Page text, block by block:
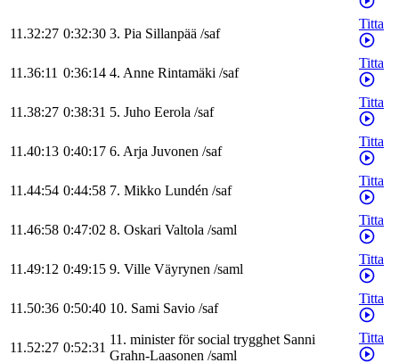
11.32:27 0:32:30 3. Pia Sillanpää /saf
Titta
11.36:11 0:36:14 4. Anne Rintamäki /saf
Titta
11.38:27 0:38:31 5. Juho Eerola /saf
Titta
11.40:13 0:40:17 6. Arja Juvonen /saf
Titta
11.44:54 0:44:58 7. Mikko Lundén /saf
Titta
11.46:58 0:47:02 8. Oskari Valtola /saml
Titta
11.49:12 0:49:15 9. Ville Väyrynen /saml
Titta
11.50:36 0:50:40 10. Sami Savio /saf
Titta
11.52:27 0:52:31
11. minister för social trygghet Sanni
Grahn-Laasonen /saml
Titta